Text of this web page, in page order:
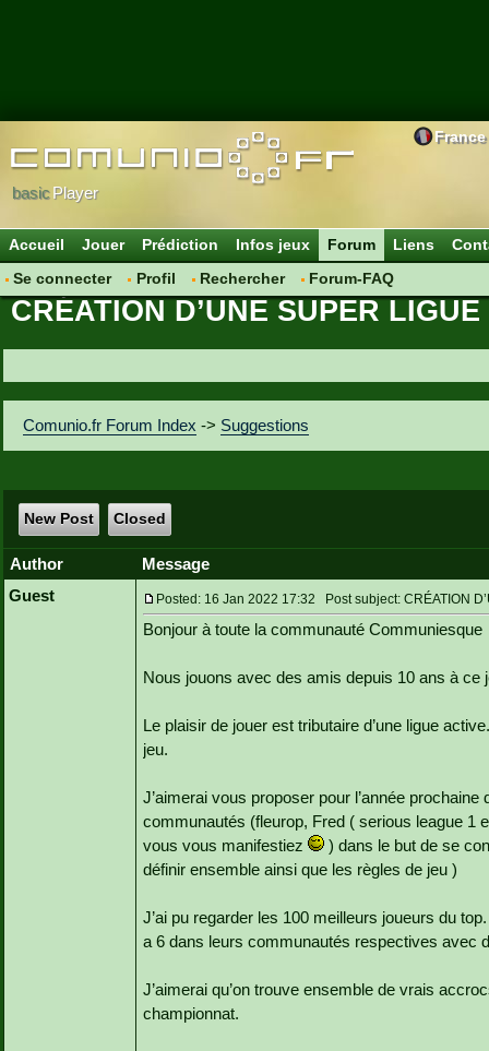
France
basicPlayer
Accueil Jouer Prédiction Infos jeux
Forum
Se connecter
Profil Rechercher Forum-FAQ
Liens
CRÉATION D’UNE SUPER
Comunio.fr Forum Index -> Suggestions
New Post Closed
Author
Message
Guest
Posted: 16 Jan 2022 17:32 Post subject: CRÉATION
Bonjour à toute la communauté Communiesque
Nous jouons avec des amis depuis 10 ans à ce
Le plaisir de jouer est tributaire d’une ligue
jeu.
J’aimerai vous proposer pour l’année
communautés (fleurop, Fred ( serious league 1
vous vous manifestiez
) dans le but de se
définir ensemble ainsi que les règles de jeu )
J’ai pu regarder les 100 meilleurs joueurs du
a 6 dans leurs communautés respectives avec
J’aimerai qu’on trouve ensemble de vrais
championnat.